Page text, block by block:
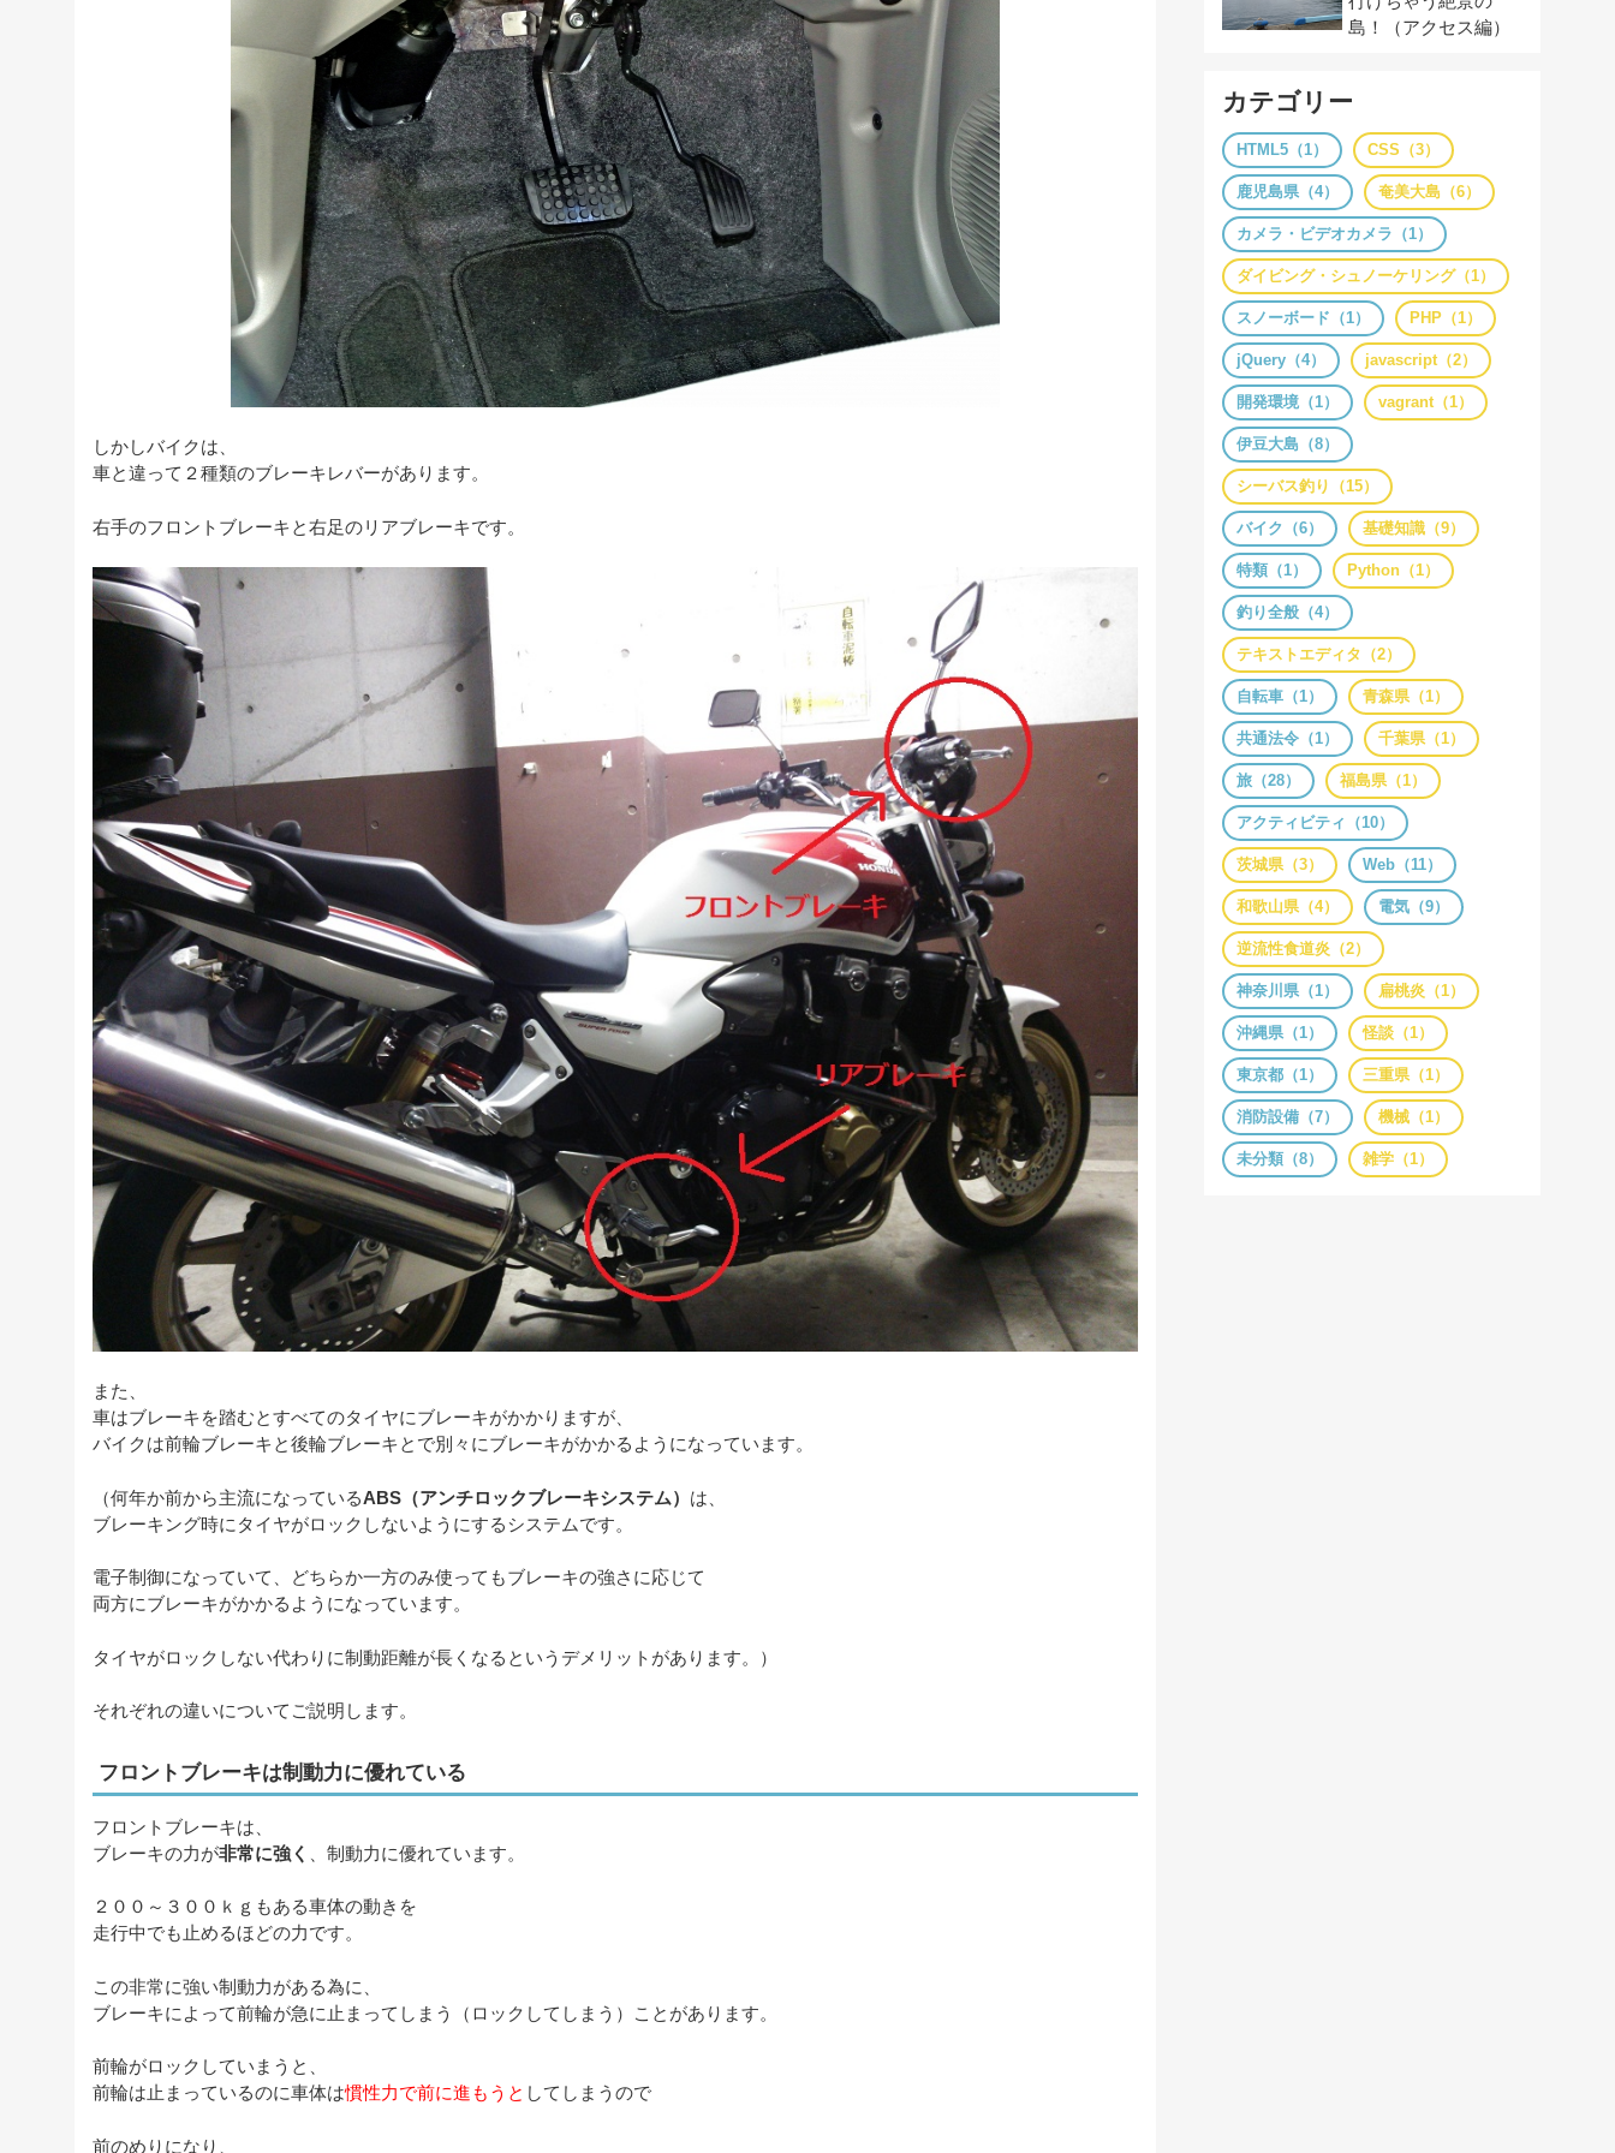
しかしバイクは、
車と違って２種類のブレーキレバーがあります。
右手のフロントブレーキと右足のリアブレーキです。
また、
車はブレーキを踏むとすべてのタイヤにブレーキがかかりますが、
バイクは前輪ブレーキと後輪ブレーキとで別々にブレーキがかかるようになっています。
（何年か前から主流になっているABS（アンチロックブレーキシステム） は、
ブレーキング時にタイヤがロックしないようにするシステムです。
電子制御になっていて、どちらか一方のみ使ってもブレーキの強さに応じて
両方にブレーキがかかるようになっています。
タイヤがロックしない代わりに制動距離が長くなるというデメリットがあります。）
それぞれの違いについてご説明します。
フロントブレーキは制動力に優れている
フロントブレーキは、
ブレーキの力が非常に強く 、制動力に優れています。
２００～３００ｋｇもある車体の動きを
走行中でも止めるほどの力です。
この非常に強い制動力がある為に、
ブレーキによって前輪が急に止まってしまう（ロックしてしまう）ことがあります。
前輪がロックしていまうと、
前輪は止まっているのに車体は慣性力で前に進もうと してしまうので
前のめりになり、
島！（アクセス編）
カテゴリー
HTML5（1） CSS（3）
鹿児島県（4） 奄美大島（6）
カメラ・ビデオカメラ（1）
ダイビング・シュノーケリング（1）
スノーボード（1） PHP（1）
jQuery（4） javascript（2）
開発環境（1） vagrant（1）
伊豆大島（8）
シーバス釣り（15）
バイク（6） 基礎知識（9）
特類（1） Python（1）
釣り全般（4）
テキストエディタ（2）
自転車（1） 青森県（1）
共通法令（1） 千葉県（1）
旅（28） 福島県（1）
アクティビティ（10）
茨城県（3） Web（11）
和歌山県（4） 電気（9）
逆流性食道炎（2）
神奈川県（1） 扁桃炎（1）
沖縄県（1） 怪談（1）
東京都（1） 三重県（1）
消防設備（7） 機械（1）
未分類（8） 雑学（1）